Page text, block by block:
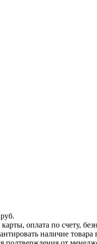
оплата по счету,
наличие